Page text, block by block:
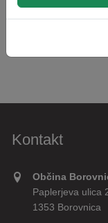
Kontakt
Občina
Paplerjeva ulica
1353 Borovnica